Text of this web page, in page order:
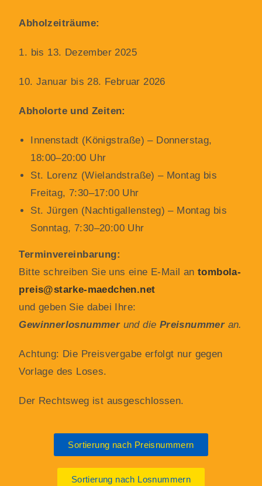
Abholzeiträume:
1. bis 13. Dezember 2025
10. Januar bis 28. Februar 2026
Abholorte und Zeiten:
Innenstadt (Königstraße) – Donnerstag,
18:00–20:00 Uhr
St. Lorenz (Wielandstraße) – Montag bis
Freitag, 7:30–17:00 Uhr
St. Jürgen (Nachtigallensteg) – Montag bis
Sonntag, 7:30–20:00 Uhr
Terminvereinbarung:
Bitte schreiben Sie uns eine E-Mail antombola-
preis@starke-maedchen.net
und geben Sie dabei Ihre:
Gewinnerlosnummer und die Preisnummeran.
Achtung: Die Preisvergabe erfolgt nur gegen
Vorlage des Loses.
Der Rechtsweg ist ausgeschlossen.
Sortierung nach Preisnummern
Sortierung nach Losnummern